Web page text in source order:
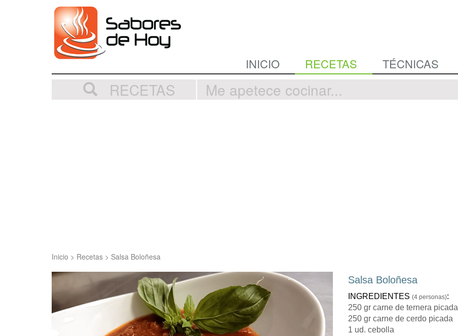
INICIO RECETAS TÉCNICAS
RECETAS
Inicio > Recetas > Salsa Boloñesa
Salsa Boloñesa
INGREDIENTES (4 personas):
250 gr carne de ternera picada
250 gr carne de cerdo picada
1 ud. cebolla